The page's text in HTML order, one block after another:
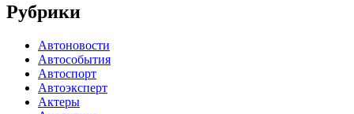
Рубрики
Автоновости
Автособытия
Автоспорт
Автоэксперт
Актеры